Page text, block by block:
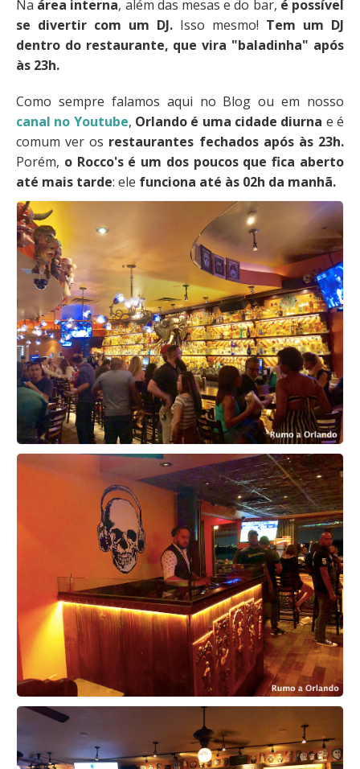
Na área interna, além das mesas e do bar, é possível
se divertir com um DJ. Isso mesmo! Tem um DJ
dentro do restaurante, que vira "baladinha" após
às 23h.
Como sempre falamos aqui no Blog ou em nosso
canal no Youtube, Orlando é uma cidade diurna e é
comum ver os restaurantes fechados após às 23h.
Porém, o Rocco's é um dos poucos que fica aberto
até mais tarde: ele funciona até às 02h da manhã.